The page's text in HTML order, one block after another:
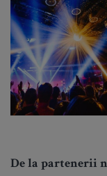
De la partenerii